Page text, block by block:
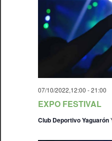
EXPO FESTIVAL
07/10/2022,12:00 -21:00
Club Deportivo Yaguarón